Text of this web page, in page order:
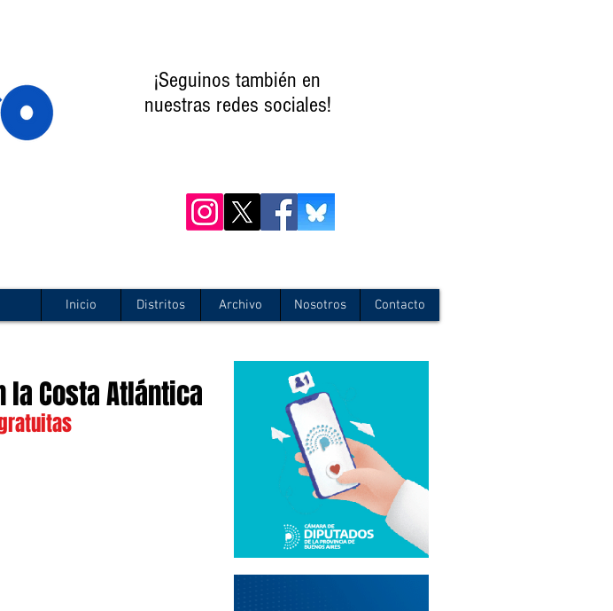
¡Seguinos también en
nuestras redes sociales!
Inicio Distritos Archivo Nosotros Contacto
Costa Atlántica